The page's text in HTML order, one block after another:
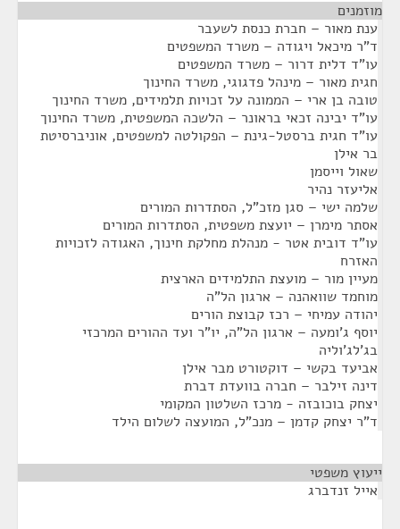
מוזמנים
ענת מאור – חברת כנסת לשעבר
ד"ר מיכאל ויגודה – משרד המשפטים
עו"ד דלית דרור – משרד המשפטים
חגית מאור – מינהל פדגוגי, משרד החינוך
טובה בן ארי – הממונה על זכויות תלמידים, משרד החינוך
עו"ד יבינה זכאי בראונר – הלשכה המשפטית, משרד החינוך
עו"ד חגית ברסטל-גינת – הפקולטה למשפטים, אוניברסיטת
בר אילן
שאול וייסמן
אליעזר נהיר
שלמה ישי – סגן מזכ"ל, הסתדרות המורים
אסתר מימרן – יועצת משפטית, הסתדרות המורים
עו"ד דובית אטר - מנהלת מחלקת חינוך, האגודה לזכויות
האזרח
מעיין מור – מועצת התלמידים הארצית
מוחמד שוואהנה – ארגון הל"ה
יהודה עמיחי – רכז קבוצת הורים
יוסף ג'ומעה – ארגון הל"ה, יו"ר ועד ההורים המרכזי
בג'לג'וליה
אביעד בקשי – דוקטורט מבר אילן
דינה זילבר – חברה בוועדת דברת
יצחק בוכובזה - מרכז השלטון המקומי
ד"ר יצחק קדמן – מנכ"ל, המועצה לשלום הילד
ייעוץ משפטי
אייל זנדברג